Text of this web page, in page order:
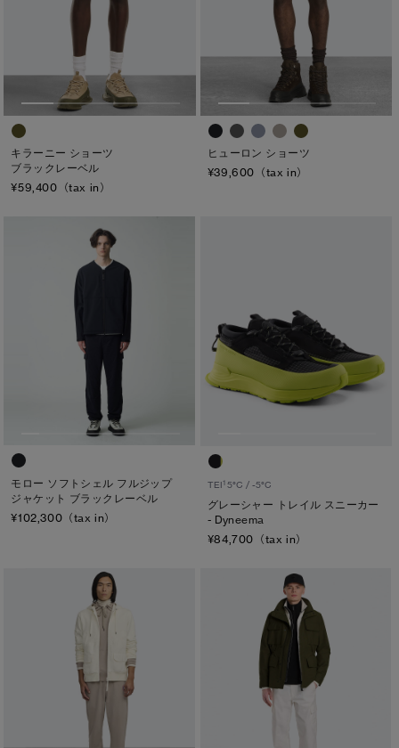
ウエスト
ヒップ
太もも
ふくらはぎ
キラーニー ショーツ
ブラックレーベル
¥59,400（tax in）
ヒューロン ショーツ
¥39,600（tax in）
モロー ソフトシェル フルジップ
ジャケット ブラックレーベル
¥102,300（tax in）
TEI15°C / -5°C
グレーシャー トレイル スニーカー
- Dyneema
¥84,700（tax in）